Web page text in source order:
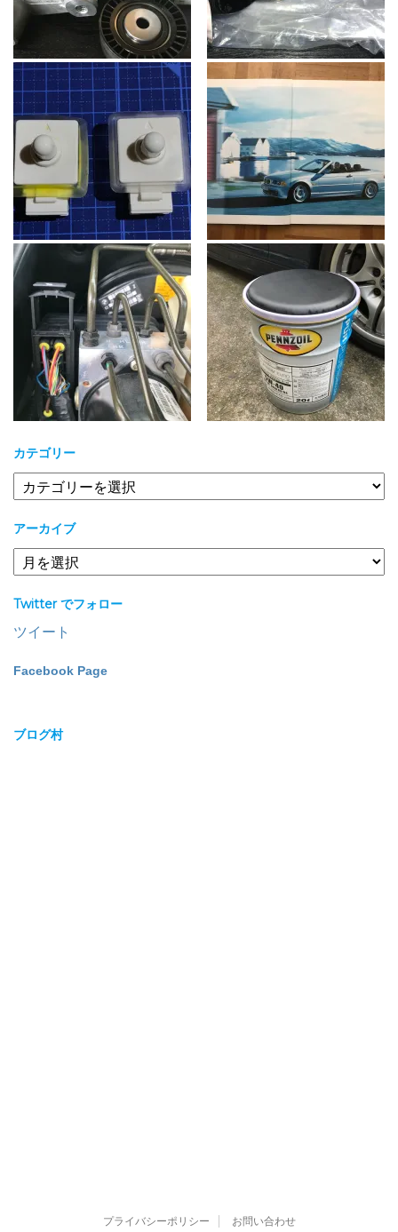
カテゴリー
テ
リ
ー
アーカイブ
ア
ー
イ
ブ
Twitter でフォロー
ツイート
Facebook Page
ブログ村
プライバシーポリシー お問い合わせ